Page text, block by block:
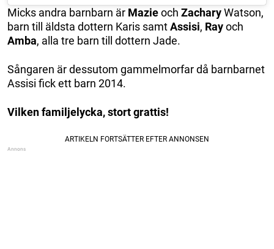
Micks andra barnbarn är Mazieoch ZacharyWatson,
barn till äldsta dottern Karis samtAssisi, Rayoch
Amba, alla tre barn till dottern Jade.
Sångaren är dessutom gammelmorfar då barnbarnet
Assisi fick ett barn 2014.
Vilken familjelycka, stort grattis!